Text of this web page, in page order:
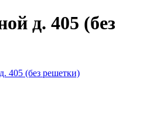
д. 405 (без